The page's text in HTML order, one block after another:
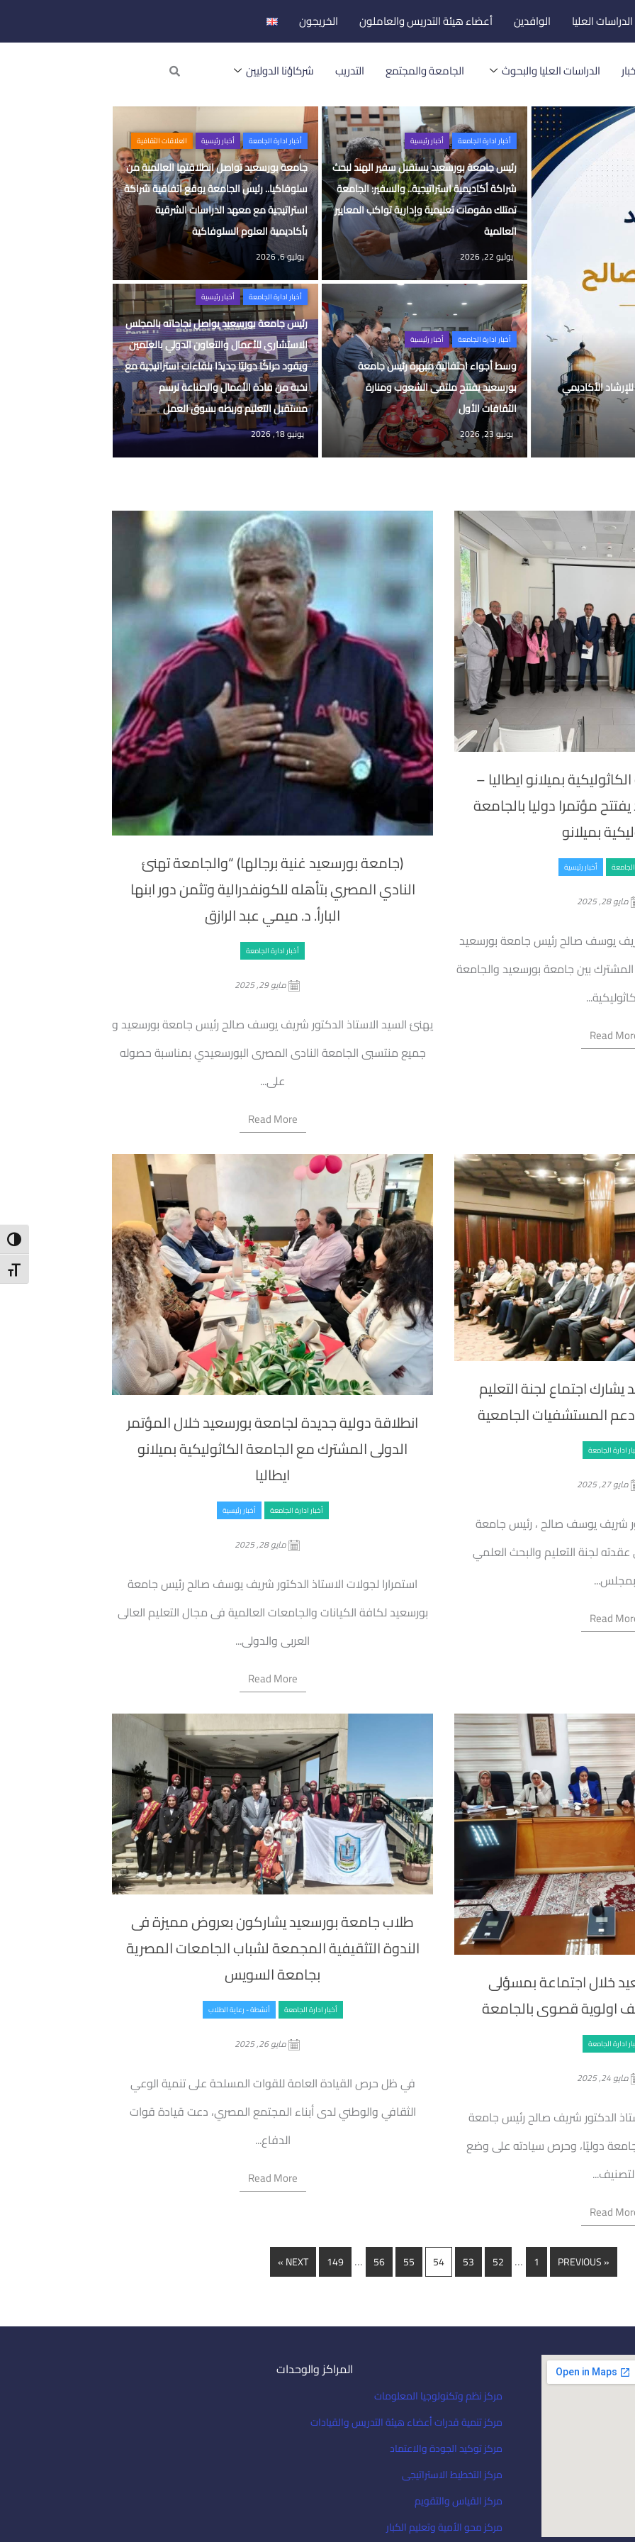
العليا الوافدين أعضاء هيئة التدريس والعاملون الخريجون
الدراسات العليا والبحوث الجامعة والمجتمع التدريب شركاؤنا الدوليين Search
الأكاديمي
أخبار ادارة الجامعة أخبار رئيسية
رئيس جامعة بورسعيد يستقبل سفير الهند لبحث
شراكة أكاديمية استراتيجية.. والسفير: الجامعة
تمتلك مقومات تعليمية وإدارية تواكب المعايير
العالمية
يوليو 22, 2026
أخبار ادارة الجامعة أخبار رئيسية العلاقات الثقافية
جامعة بورسعيد تواصل انطلاقتها العالمية من
سلوفاكيا.. رئيس الجامعة يوقع اتفاقية شراكة
استراتيجية مع معهد الدراسات الشرقية
بأكاديمية العلوم السلوفاكية
يوليو 6, 2026
أخبار ادارة الجامعة أخبار رئيسية
وسط أجواء احتفالية مبهرة رئيس جامعة
بورسعيد يفتتح ملتقى الشعوب ومنارة
الثقافات الأول
يونيو 23, 2026
أخبار ادارة الجامعة أخبار رئيسية
رئيس جامعة بورسعيد يواصل نجاحاته بالمجلس
الاستشاري للأعمال والتعاون الدولي بالعلمين
ويقود حراكًا دوليًا جديدًا بلقاءات استراتيجية مع
نخبة من قادة الأعمال والصناعة لرسم
مستقبل التعليم وربطه بسوق العمل
يونيو 18, 2026
(جامعة بورسعيد غنية برجالها) “والجامعة تهنئ
النادي المصري بتأهله للكونفدرالية وتثمن دور ابنها
البارأ. د. ميمي عبد الرازق
أخبار ادارة الجامعة
مايو 29, 2025
يهنئ السيد الاستاذ الدكتور شريف يوسف صالح رئيس جامعة بورسعيد و
جميع منتسبى الجامعة النادى المصرى البورسعيدي بمناسبة حصوله
على...
Read More
بميلانو ايطاليا –
مؤتمرا دوليا بالجامعة
بميلانو
أخبار رئيسية
مايو 28, 2025
يوسف صالح رئيس جامعة بورسعيد
المشترك بين جامعة بورسعيد والجامعة
Read
انطلاقة دولية جديدة لجامعة بورسعيد خلال المؤتمر
الدولى المشترك مع الجامعة الكاثوليكية بميلانو
ايطاليا
أخبار ادارة الجامعة أخبار رئيسية
مايو 28, 2025
استمرارا لجولات الاستاذ الدكتور شريف يوسف صالح رئيس جامعة
بورسعيد لكافة الكيانات والجامعات العالمية فى مجال التعليم العالى
العربى والدولى...
Read More
اجتماع لجنة التعليم
المستشفيات الجامعية
ادارة الجامعة
مايو 27, 2025
شريف يوسف صالح ، رئيس جامعة
لجنة التعليم والبحث العلمي
بمجلس...
Read
طلاب جامعة بورسعيد يشاركون بعروض مميزة فى
الندوة التثقيفية المجمعة لشباب الجامعات المصرية
بجامعة السويس
أخبار ادارة الجامعة أنشطة - رعاية الطلاب
مايو 26, 2025
في ظل حرص القيادة العامة للقوات المسلحة على تنمية الوعي
الثقافي والوطني لدى أبناء المجتمع المصري، دعت قيادة قوات
الدفاع...
Read More
خلال اجتماعة بمسؤلى
اولوية قصوى بالجامعة
ادارة الجامعة
مايو 24, 2025
الدكتور شريف صالح رئيس جامعة
دوليًا، وحرص سيادته على وضع
Read
« PREVIOUS
1
…
52
53
54
55
56
…
149
NEXT »
المراكز والوحدات
مركز نظم وتكنولوجيا المعلومات
مركز تنمية قدرات أعضاء هيئة التدريس والقيادات
مركز توكيد الجودة والاعتماد
مركز التخطيط الاستراتيجى
مركز القياس والتقويم
مركز محو الأمية وتعليم الكبار